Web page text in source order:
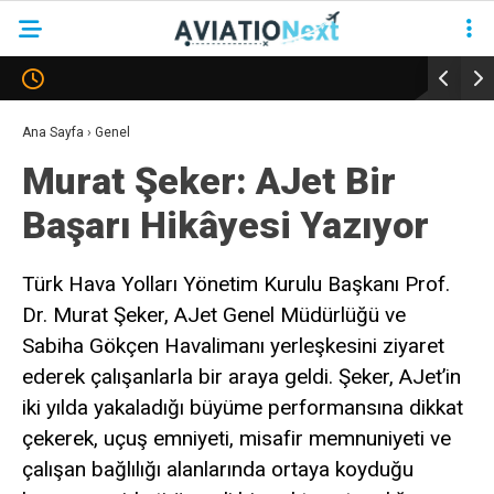
HAVACILIK
SAVUNMA
KADIN HAVACILAR
SÜRDÜRÜLEBILIRLIK
KÖŞE YAZILARI – COLUMNS
NEWS & INSIGHTS
Ana Sayfa › Genel
Murat Şeker: AJet Bir
Başarı Hikâyesi Yazıyor
Türk Hava Yolları Yönetim Kurulu Başkanı Prof.
Dr. Murat Şeker, AJet Genel Müdürlüğü ve
Sabiha Gökçen Havalimanı yerleşkesini ziyaret
ederek çalışanlarla bir araya geldi. Şeker, AJet’in
iki yılda yakaladığı büyüme performansına dikkat
çekerek, uçuş emniyeti, misafir memnuniyeti ve
çalışan bağlılığı alanlarında ortaya koyduğu